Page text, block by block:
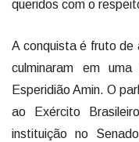
queridos com o
A conquista é fruto de
culminaram em
Esperidião Amin. O
ao Exército
instituição no